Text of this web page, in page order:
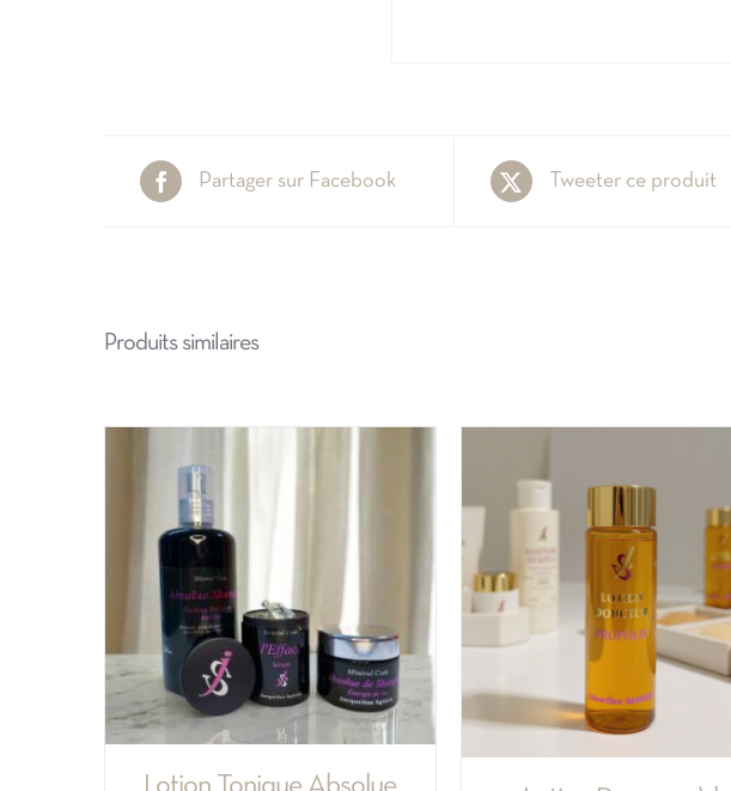
Partager sur Facebook Tweeter ce produit
Produits similaires
PRODUIT
A
PLUSIEURS
LES
CHOISIES
CE
PRODUIT
A
LES